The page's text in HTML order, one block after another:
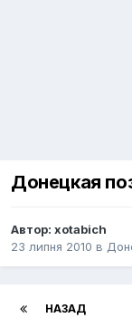
Донецкая
Автор: xotabich
23 липня 2010 в
НАЗАД